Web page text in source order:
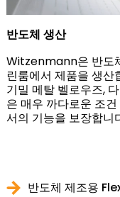
반도체 생산
Witzenmann은 반도
린룸에서 제품을 생산
기밀 메탈 벨로우즈,
은 매우 까다로운 조
서의 기능을 보장합니
반도체 제조용